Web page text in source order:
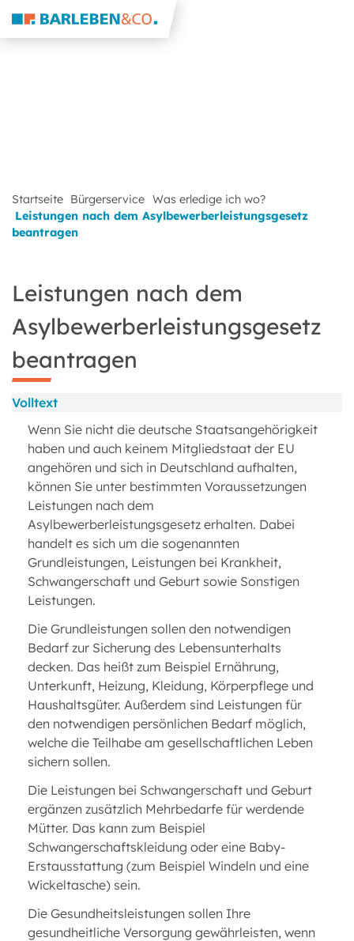
Startseite Bürgerservice Was erledige ich wo?
Leistungen nach dem Asylbewerberleistungsgesetz
beantragen
Leistungen nach dem
Asylbewerberleistungsgesetz
beantragen
Volltext
Wenn Sie nicht die deutsche Staatsangehörigkeit
haben und auch keinem Mitgliedstaat der EU
angehören und sich in Deutschland aufhalten,
können Sie unter bestimmten Voraussetzungen
Leistungen nach dem
Asylbewerberleistungsgesetz erhalten. Dabei
handelt es sich um die sogenannten
Grundleistungen, Leistungen bei Krankheit,
Schwangerschaft und Geburt sowie Sonstigen
Leistungen.
Die Grundleistungen sollen den notwendigen
Bedarf zur Sicherung des Lebensunterhalts
decken. Das heißt zum Beispiel Ernährung,
Unterkunft, Heizung, Kleidung, Körperpflege und
Haushaltsgüter. Außerdem sind Leistungen für
den notwendigen persönlichen Bedarf möglich,
welche die Teilhabe am gesellschaftlichen Leben
sichern sollen.
Die Leistungen bei Schwangerschaft und Geburt
ergänzen zusätzlich Mehrbedarfe für werdende
Mütter. Das kann zum Beispiel
Schwangerschaftskleidung oder eine Baby-
Erstausstattung (zum Beispiel Windeln und eine
Wickeltasche) sein.
Die Gesundheitsleistungen sollen Ihre
gesundheitliche Versorgung gewährleisten, wenn